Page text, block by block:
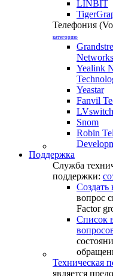
LINBIT
Телефония
категорию
Networks
Yealink
Yeastar
Fanvil
Snom
Robin
Поддержка
Служба
поддержки:
Создать
вопрос
Factor
Список
Техническая
является